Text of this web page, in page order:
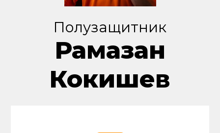
Полузащитник
Рамазан
Кокишев